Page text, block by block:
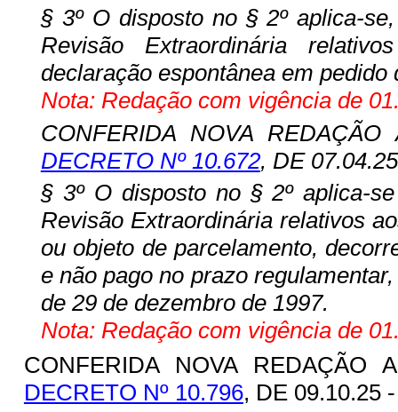
§ 3º O disposto no § 2º aplica-
Revisão Extraordinária
declaração espontânea em pedido
Nota: Redação com vigência de
CONFERIDA NOVA
DECRETO Nº 10.672, DE
§ 3º O disposto no § 2º aplica-
Revisão Extraordinária relativos
ou objeto de parcelamento,
e não pago no prazo
de 29 de dezembro de 1997.
Nota: Redação com vigência de
CONFERIDA NOVA
DECRETO Nº 10.796, DE 09.10.25